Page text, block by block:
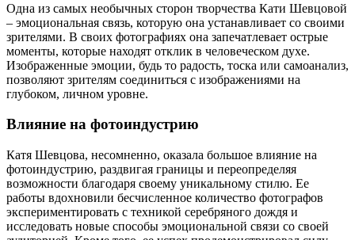
Одна из самых необычных сторон творчества Кати Шевцовой
– эмоциональная связь, которую она устанавливает со своими
зрителями. В своих фотографиях она запечатлевает острые
моменты, которые находят отклик в человеческом духе.
Изображенные эмоции, будь то радость, тоска или самоанализ,
позволяют зрителям соединиться с изображениями на
глубоком, личном уровне.
Влияние на фотоиндустрию
Катя Шевцова, несомненно, оказала большое влияние на
фотоиндустрию, раздвигая границы и переопределяя
возможности благодаря своему уникальному стилю. Ее
работы вдохновили бесчисленное количество фотографов
экспериментировать с техникой серебряного дождя и
исследовать новые способы эмоциональной связи со своей